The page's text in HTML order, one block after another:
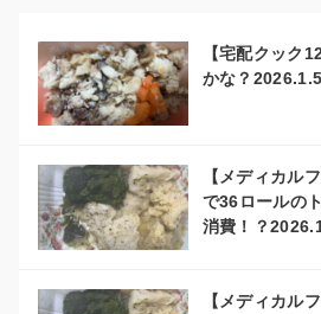
【宅配クック
かな？
【メディカル
で36ロールの
消費！？
【メディカル